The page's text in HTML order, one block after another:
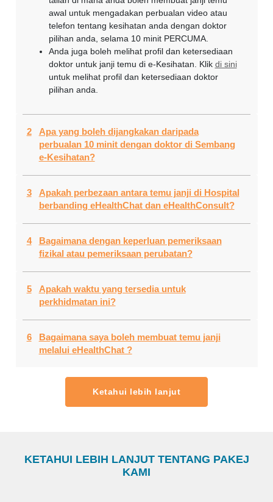
awal untuk mengadakan perbualan video atau
telefon tentang kesihatan anda dengan doktor
pilihan anda, selama 10 minit PERCUMA.
Anda juga boleh melihat profil dan ketersediaan
doktor untuk janji temu di e-Kesihatan. Klik di sini
untuk melihat profil dan ketersediaan doktor
pilihan anda.
2
Apa yang boleh dijangkakan daripada
perbualan 10 minit dengan doktor di Sembang
e-Kesihatan?
3
Apakah perbezaan antara temu janji di Hospital
berbanding eHealthChat dan eHealthConsult?
4
Bagaimana dengan keperluan pemeriksaan
fizikal atau pemeriksaan perubatan?
5
Apakah waktu yang tersedia untuk
perkhidmatan ini?
6
Bagaimana saya boleh membuat temu janji
melalui eHealthChat ?
Ketahui lebih lanjut
KETAHUI LEBIH LANJUT TENTANG PAKEJ
KAMI